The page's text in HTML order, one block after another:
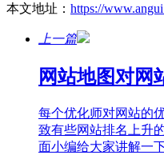
本文地址： https://
上一篇
网站地图对网
每个优化师对网站的
致有些网站排名上升
面小编给大家讲解一